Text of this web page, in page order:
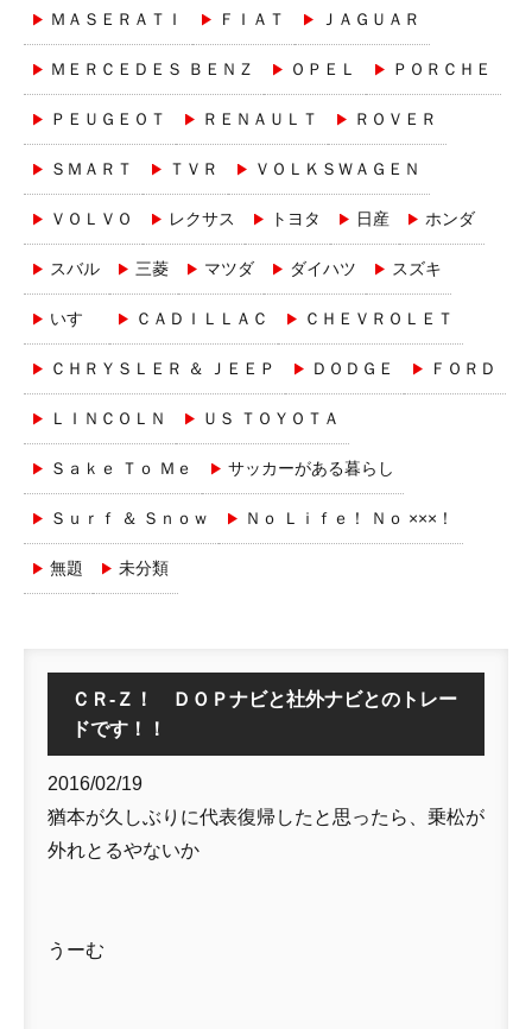
ＭＡＳＥＲＡＴＩ ＦＩＡＴ ＪＡＧＵＡＲ
ＭＥＲＣＥＤＥＳ ＢＥＮＺ ＯＰＥＬ ＰＯＲＣＨＥ
ＰＥＵＧＥＯＴ ＲＥＮＡＵＬＴ ＲＯＶＥＲ
ＳＭＡＲＴ ＴＶＲ ＶＯＬＫＳＷＡＧＥＮ
ＶＯＬＶＯ レクサス トヨタ 日産 ホンダ
スバル 三菱 マツダ ダイハツ スズキ
いすゞ ＣＡＤＩＬＬＡＣ ＣＨＥＶＲＯＬＥＴ
ＣＨＲＹＳＬＥＲ ＆ ＪＥＥＰ ＤＯＤＧＥ ＦＯＲＤ
ＬＩＮＣＯＬＮ ＵＳ ＴＯＹＯＴＡ
Ｓａｋｅ Ｔｏ Ｍｅ サッカーがある暮らし
Ｓｕｒｆ ＆ Ｓｎｏｗ Ｎｏ Ｌｉｆｅ！ Ｎｏ ×××！
無題 未分類
ＣＲ-Ｚ！ ＤＯＰナビと社外ナビとのトレー
ドです！！
2016/02/19
猶本が久しぶりに代表復帰したと思ったら、乗松が
外れとるやないか
うーむ